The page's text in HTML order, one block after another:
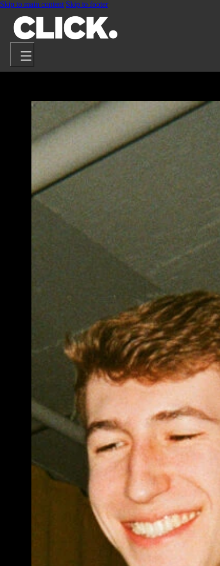
Skip to main content Skip to footer
PROJETS
À PROPOS
CONTACT